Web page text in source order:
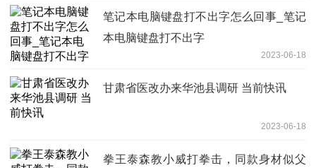
笔记本电脑键盘打不出字怎么回事_笔记
本电脑键盘打不出字
2023-06-18
甘肃省医改办来华池县调研 当前快讯
2023-06-18
拳王泰森教小威打拳击，同款身材似父